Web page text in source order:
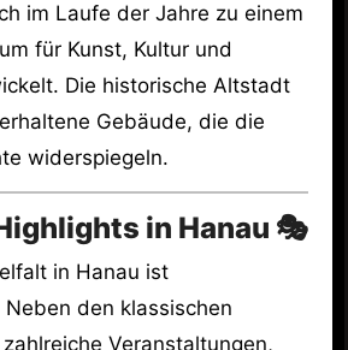
im Laufe der Jahre zu einem
für Kunst, Kultur und
Die historische Altstadt
Gebäude, die die
widerspiegeln.
in Hanau 🎭
in Hanau ist
den klassischen
Veranstaltungen,